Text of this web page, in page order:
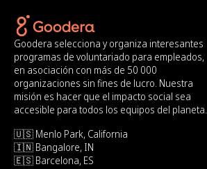
Goodera selecciona y organiza interesantes
programas de voluntariado para empleados,
en asociación con más de 50 000
organizaciones sin fines de lucro. Nuestra
misión es hacer que el impacto social sea
accesible para todos los equipos del planeta.
🇺🇸 Menlo Park, California
🇮🇳 Bangalore, IN
🇪🇸 Barcelona, ES